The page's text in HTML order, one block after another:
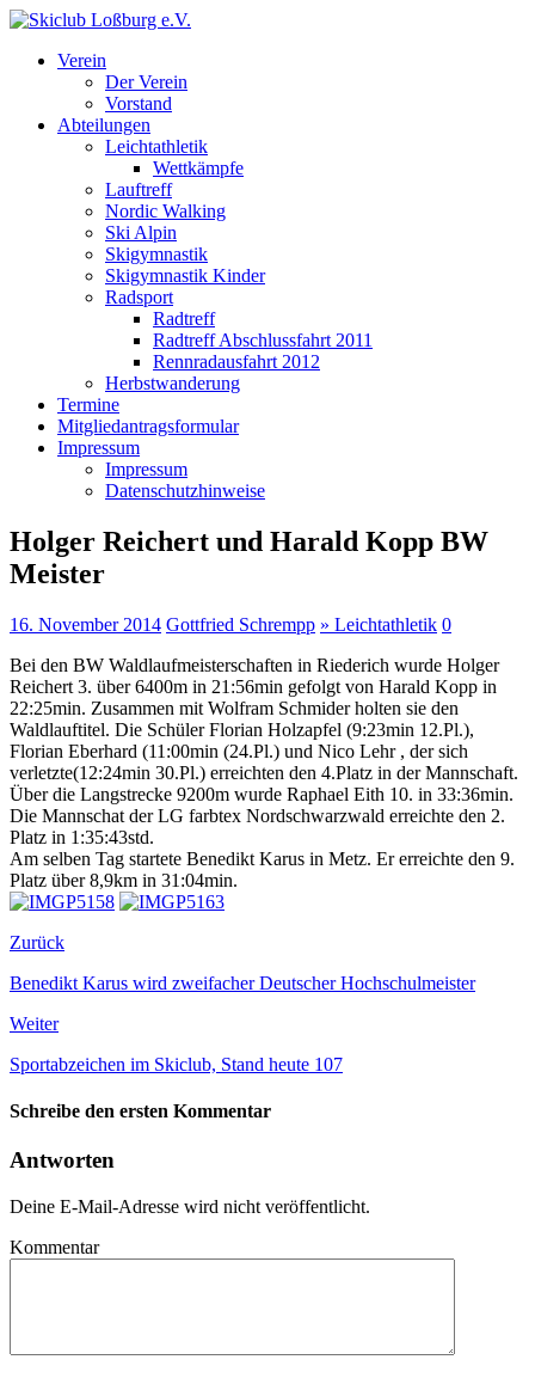
Verein
Der Verein
Vorstand
Abteilungen
Leichtathletik
Wettkämpfe
Lauftreff
Nordic Walking
Ski Alpin
Skigymnastik
Skigymnastik Kinder
Radsport
Radtreff
Radtreff Abschlussfahrt 2011
Rennradausfahrt 2012
Herbstwanderung
Termine
Mitgliedantragsformular
Impressum
Impressum
Datenschutzhinweise
Holger Reichert und Harald Kopp BW
Meister
16. November 2014 Gottfried Schrempp » Leichtathletik 0
Bei den BW Waldlaufmeisterschaften in Riederich wurde Holger
Reichert 3. über 6400m in 21:56min gefolgt von Harald Kopp in
22:25min. Zusammen mit Wolfram Schmider holten sie den
Waldlauftitel. Die Schüler Florian Holzapfel (9:23min 12.Pl.),
Florian Eberhard (11:00min (24.Pl.) und Nico Lehr , der sich
verletzte(12:24min 30.Pl.) erreichten den 4.Platz in der Mannschaft.
Über die Langstrecke 9200m wurde Raphael Eith 10. in 33:36min.
Die Mannschat der LG farbtex Nordschwarzwald erreichte den 2.
Platz in 1:35:43std.
Am selben Tag startete Benedikt Karus in Metz. Er erreichte den 9.
Platz über 8,9km in 31:04min.
Zurück
Benedikt Karus wird zweifacher Deutscher Hochschulmeister
Weiter
Sportabzeichen im Skiclub, Stand heute 107
Schreibe den ersten Kommentar
Antworten
Deine E-Mail-Adresse wird nicht veröffentlicht.
Kommentar